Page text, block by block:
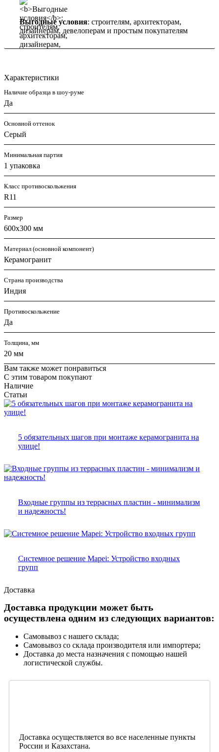
Выгодные условия: строителям, архитекторам,
дизайнерам, девелоперам и простым покупателям
Характеристики
Наличие образца в шоу-руме
Да
Основной оттенок
Серый
Минимальная партия
1 упаковка
Класс противоскольжения
R11
Размер
600х300 мм
Материал (основной компонент)
Керамогранит
Страна производства
Индия
Противоскольжение
Да
Толщина, мм
20 мм
Вам также может понравиться
С этим товаром покупают
Наличие
Статьи
5 обязательных шагов при монтаже керамогранита на
улице!
Входные группы из террасных пластин - минимализм
и надежность!
Системное решение Mapei: Устройство входных
групп
Доставка
Доставка продукции может быть
осуществлена одним из следующих вариантов:
Самовывоз с нашего склада;
Самовывоз со склада производителя или импортера;
Доставка до места назначения с помощью нашей
логистической службы.
Доставка осуществляется во все населенные пункты
России и Казахстана.